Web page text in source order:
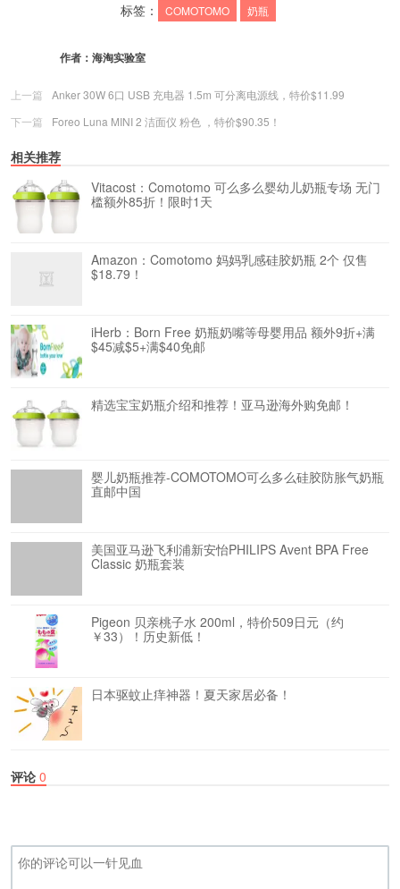
标签： COMOTOMO 奶瓶
作者： 海淘实验室
上一篇
Anker 30W 6口 USB 充电器 1.5m 可分离电源线，特价$11.99
下一篇
Foreo Luna MINI 2 洁面仪 粉色 ，特价$90.35！
相关推荐
Vitacost：Comotomo 可么多么婴幼儿奶瓶专场 无门
槛额外85折！限时1天
Amazon：Comotomo 妈妈乳感硅胶奶瓶 2个 仅售
$18.79！
iHerb：Born Free 奶瓶奶嘴等母婴用品 额外9折+满
$45减$5+满$40免邮
精选宝宝奶瓶介绍和推荐！亚马逊海外购免邮！
婴儿奶瓶推荐-COMOTOMO可么多么硅胶防胀气奶瓶
直邮中国
美国亚马逊飞利浦新安怡PHILIPS Avent BPA Free
Classic 奶瓶套装
Pigeon 贝亲桃子水 200ml，特价509日元（约
￥33）！历史新低！
日本驱蚊止痒神器！夏天家居必备！
评论 0